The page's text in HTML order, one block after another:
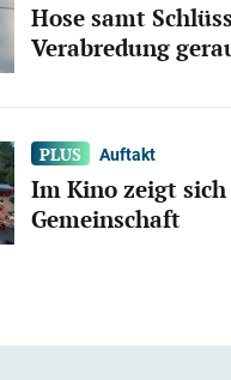
Hose samt
Verabredung
Auftakt
Im Kino zeigt sich
Gemeinschaft